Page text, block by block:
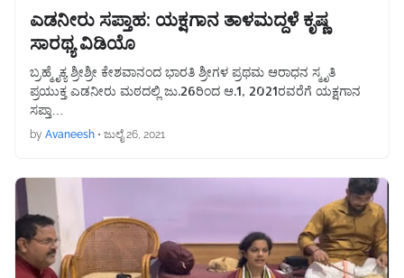
ಎಡನೀರು ಸಪ್ತಾಹ: ಯಕ್ಷಗಾನ ತಾಳಮದ್ದಳೆ ಕೃಷ್ಣ
ಸಾರಥ್ಯ ವಿಡಿಯೊ
ಬ್ರಹ್ಮೈಕ್ಯ ಶ್ರೀಶ್ರೀ ಕೇಶವಾನಂದ ಭಾರತಿ ಶ್ರೀಗಳ ಪ್ರಥಮ ಆರಾಧನ ಸ್ಮೃತಿ
ಪ್ರಯುಕ್ತ ಎಡನೀರು ಮಠದಲ್ಲಿ ಜು.26ರಿಂದ ಆ.1, 2021ರವರೆಗೆ ಯಕ್ಷಗಾನ
ಸಪ್ತಾ…
by Avaneesh • ಜುಲೈ 26, 2021